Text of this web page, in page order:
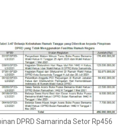
DPRD Samarinda Setor Rp456